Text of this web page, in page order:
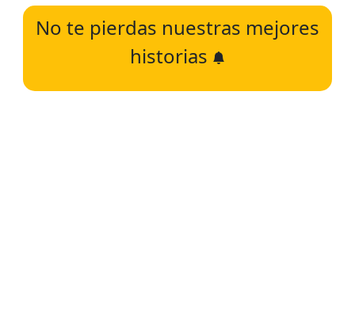
No te pierdas nuestras mejores
historias